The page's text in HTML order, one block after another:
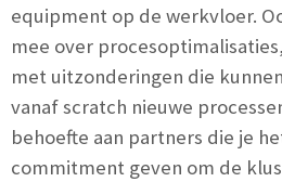
equipment op de werkvloer.
mee over
met uitzonderingen die
vanaf scratch nieuwe
behoefte aan partners die je
commitment geven om de